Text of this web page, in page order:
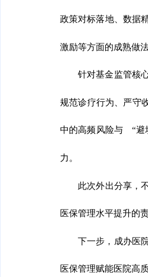
政策对标落地、数据
激励等方面的成熟做
针对基金监管核
规范诊疗行为、严守
中的高频风险与 “避
力。
此次外出分享，
医保管理水平提升的
下一步，成办医
医保管理赋能医院高